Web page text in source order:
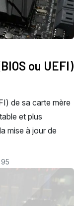
ou UEFI)
de sa carte mère
et plus
mise à jour de
95